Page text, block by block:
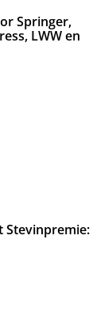
Springer,
LWW en
Stevinpremie: